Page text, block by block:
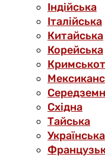
Індійська
Італійська
Китайська
Корейська
Східна
Тайська
Українська